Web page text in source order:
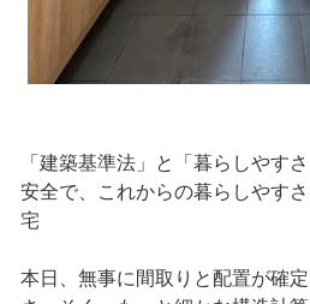
「建築基準法」と「暮らしやす
安全で、これからの暮らしやす
宅
本日、無事に間取りと配置が確定